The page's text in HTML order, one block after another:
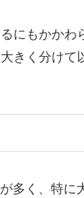
にもかかわ
きく分けて
多く、特に